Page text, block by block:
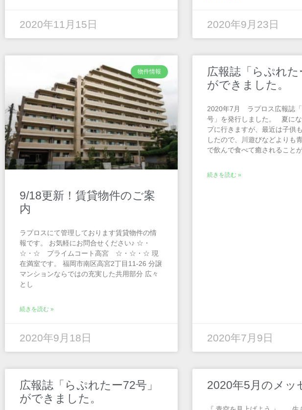
2020年11月15日 2020年9月23日
物件情報
9/18更新！賃貸物件のご案
内
ラプロスにて管理しております賃貸物件の情
報です。 お気軽にお問合せください♪ ☆・
☆・☆ プライムコート高宮 ☆・☆・☆ 現
在満室です。 福岡市南区高宮2丁目11-26 分譲
マンションならではの充実した共用部分 広々
とし
続きを読む »
2020年9月18日
広報誌「らぷれた
ができました。
2020年7月 ラプロス広報誌
号」を発行しました。 夏に
プに行きますが、最近は子供
したので、川遊びなどよりも
で飲んで食べて癒されること
続きを読む »
2020年7月9日
広報誌「らぷれたー72号」
ができました。
2020年5月のメッ